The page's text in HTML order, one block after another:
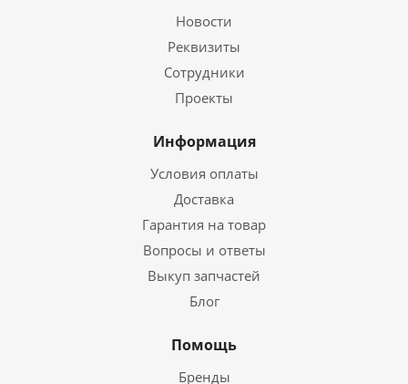
Новости
Реквизиты
Сотрудники
Проекты
Информация
Условия оплаты
Доставка
Гарантия на товар
Вопросы и ответы
Выкуп запчастей
Блог
Помощь
Бренды